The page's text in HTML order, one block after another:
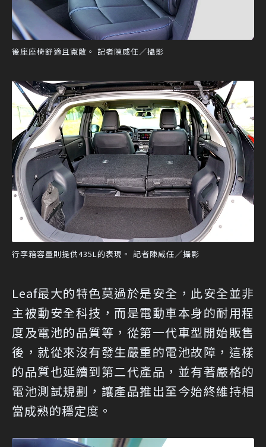
後座座椅舒適且寬敞。 記者陳威任／攝影
行李箱容量則提供435L的表現。 記者陳威任／攝影
Leaf最大的特色莫過於是安全，此安全並非
主被動安全科技，而是電動車本身的耐用程
度及電池的品質等，從第一代車型開始販售
後，就從來沒有發生嚴重的電池故障，這樣
的品質也延續到第二代產品，並有著嚴格的
電池測試規劃，讓產品推出至今始終維持相
當成熟的穩定度。